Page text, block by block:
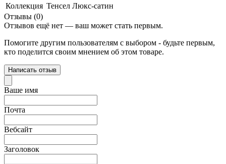
Коллекция Тенсел Люкс-сатин
Отзывы (0)
Отзывов ещё нет — ваш может стать первым.
Помогите другим пользователям с выбором - будьте первым,
кто поделится своим мнением об этом товаре.
Написать отзыв
Ваше имя
Почта
Вебсайт
Заголовок